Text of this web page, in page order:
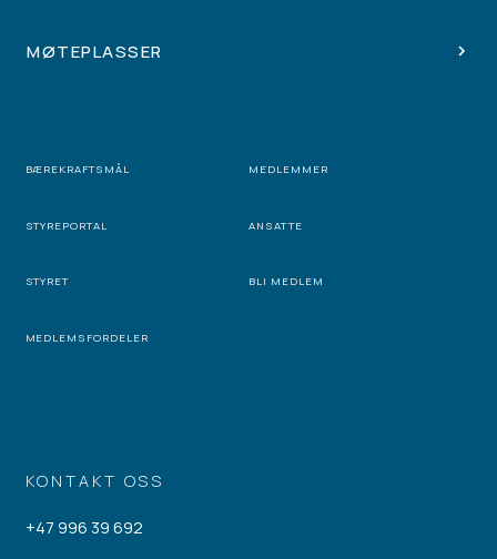
KONTAKT OSS
+47 996 39 692
MØTEPLASSER
BÆREKRAFTSMÅL MEDLEMMER
STYREPORTAL ANSATTE
STYRET BLI MEDLEM
MEDLEMSFORDELER